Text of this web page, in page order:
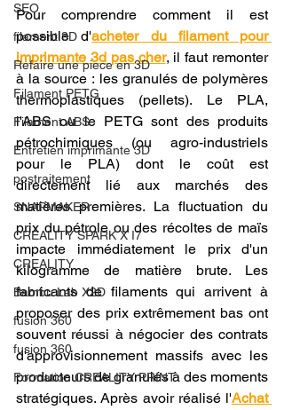
SEO
filament 3D
Refaire une piece en 3D
Filament PETG
Filament ABS
Entretien imprimante 3D
postraitement
SNAPMAKER
CRÉALITY SPARK X I7
CREALITY
Bambu Lab X2D
fusion 360
fusion 360
Formation CREALITY PRINT
Pour comprendre comment il est
possible d'acheter du filament pour
imprimante 3d pas cher, il faut remonter
à la source : les granulés de polymères
thermoplastiques (pellets). Le PLA,
l'ABS ou le PETG sont des produits
pétrochimiques (ou agro-industriels
pour le PLA) dont le coût est
directement lié aux marchés des
matières premières. La fluctuation du
prix du pétrole ou des récoltes de maïs
impacte immédiatement le prix d'un
kilogramme de matière brute. Les
fabricants de filaments qui arrivent à
proposer des prix extrêmement bas ont
souvent réussi à négocier des contrats
d'approvisionnement massifs avec les
producteurs de granulés à des moments
stratégiques. Après avoir réalisé l'Achat